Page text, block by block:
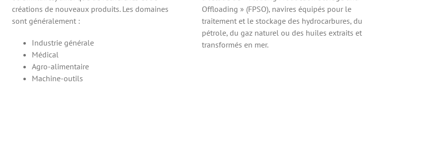
créations de nouveaux produits. Les domaines
sont généralement :
Industrie générale
Médical
Agro-alimentaire
Machine-outils
Offloading » (FPSO), navires équipés pour le
traitement et le stockage des hydrocarbures, du
pétrole, du gaz naturel ou des huiles extraits et
transformés en mer.